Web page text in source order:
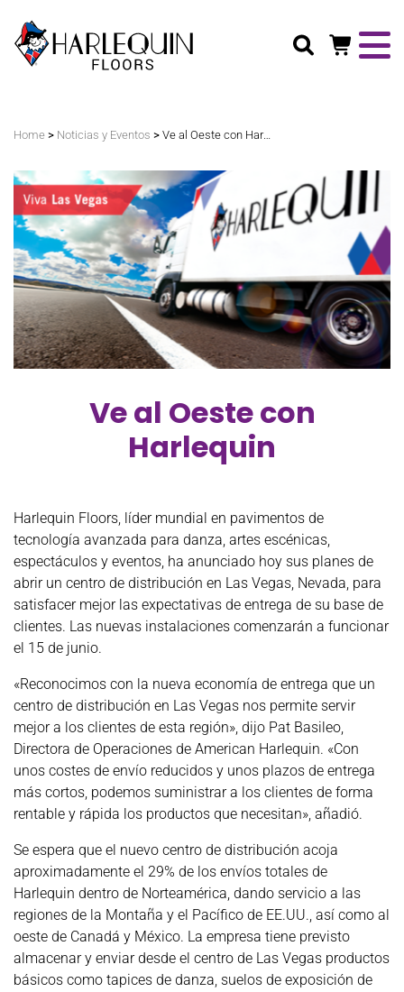
Home > Noticias y Eventos > Ve al Oeste con Harlequin
Ve al Oeste con
Harlequin
Harlequin Floors, líder mundial en pavimentos de
tecnología avanzada para danza, artes escénicas,
espectáculos y eventos, ha anunciado hoy sus planes de
abrir un centro de distribución en Las Vegas, Nevada, para
satisfacer mejor las expectativas de entrega de su base de
clientes. Las nuevas instalaciones comenzarán a funcionar
el 15 de junio.
«Reconocimos con la nueva economía de entrega que un
centro de distribución en Las Vegas nos permite servir
mejor a los clientes de esta región», dijo Pat Basileo,
Directora de Operaciones de American Harlequin. «Con
unos costes de envío reducidos y unos plazos de entrega
más cortos, podemos suministrar a los clientes de forma
rentable y rápida los productos que necesitan», añadió.
Se espera que el nuevo centro de distribución acoja
aproximadamente el 29% de los envíos totales de
Harlequin dentro de Norteamérica, dando servicio a las
regiones de la Montaña y el Pacífico de EE.UU., así como al
oeste de Canadá y México. La empresa tiene previsto
almacenar y enviar desde el centro de Las Vegas productos
básicos como tapices de danza, suelos de exposición de